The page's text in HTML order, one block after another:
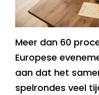
Meer dan 60
Europese
aan dat het
spelrondes veel